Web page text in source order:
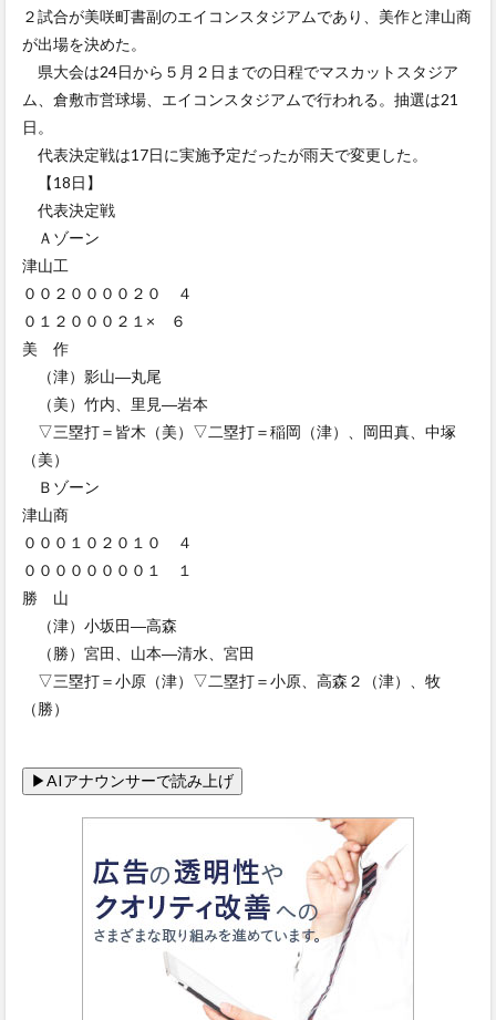
２試合が美咲町書副のエイコンスタジアムであり、美作と津山商
が出場を決めた。
県大会は24日から５月２日までの日程でマスカットスタジア
ム、倉敷市営球場、エイコンスタジアムで行われる。抽選は21
日。
代表決定戦は17日に実施予定だったが雨天で変更した。
【18日】
代表決定戦
Ａゾーン
津山工
００２００００２０ ４
０１２０００２１× ６
美 作
（津）影山―丸尾
（美）竹内、里見―岩本
▽三塁打＝皆木（美）▽二塁打＝稲岡（津）、岡田真、中塚
（美）
Ｂゾーン
津山商
０００１０２０１０ ４
００００００００１ １
勝 山
（津）小坂田―高森
（勝）宮田、山本―清水、宮田
▽三塁打＝小原（津）▽二塁打＝小原、高森２（津）、牧
（勝）